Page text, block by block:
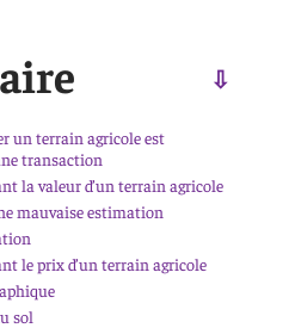
un terrain agricole est
transaction
la valeur d’un terrain agricole
mauvaise estimation
le prix d’un terrain agricole
sol